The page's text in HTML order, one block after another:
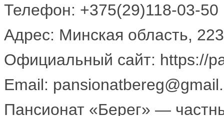
Телефон: +375(29)118-03-50
Адрес: Минская область,
Официальный сайт: https://
Email:
Пансионат «Берег» —